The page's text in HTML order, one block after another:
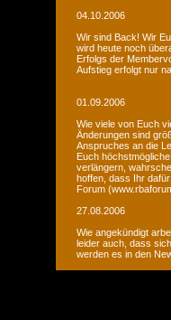
04.10.2006
Wir sind Back! Wir
wird heute noch
Erfolgs der
Aufstieg erfolgt nur
01.09.2006
Wie viele von Euch
Änderungen sind
Anspruches an die
Euch
verlängern,
hoffen, dass Ihr
Forum
27.08.2006
Wie angekündigt
leider auch, dass
werden es in den